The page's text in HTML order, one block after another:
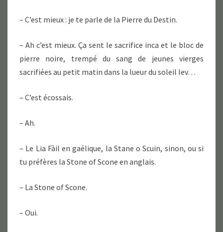
– C’est mieux : je te parle de la Pierre du Destin.
– Ah c’est mieux. Ça sent le sacrifice inca et le bloc de
pierre noire, trempé du sang de jeunes vierges
sacrifiées au petit matin dans la lueur du soleil lev…
– C’est écossais.
– Ah.
– Le Lia Fàil en gaélique, la Stane o Scuin, sinon, ou si
tu préfères la Stone of Scone en anglais.
– La Stone of Scone.
– Oui.